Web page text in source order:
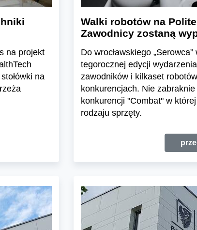
na projekt
na
Walki robotów na
Zawodnicy zostaną
Do wrocławskiego
tegorocznej edycji
zawodników i kilkaset
konkurencjach. Nie
konkurencji "Combat" w
rodzaju sprzęty.